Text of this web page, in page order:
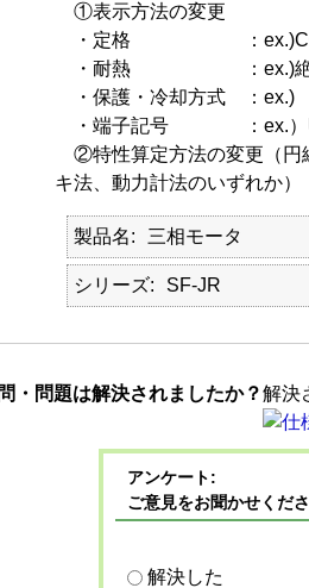
①表示方法の変更
・定格 ：
・耐熱 ：ex.)絶縁
・保護・冷却方式 ：
・端子記号 ：ex.）
②特性算定方法の変更（
キ法、動力計法のいずれか）
製品名 三相モータ
シリーズ SF-JR
・問題は解決されましたか？解決
アンケート:
ご意見をお聞かせくだ
解決した